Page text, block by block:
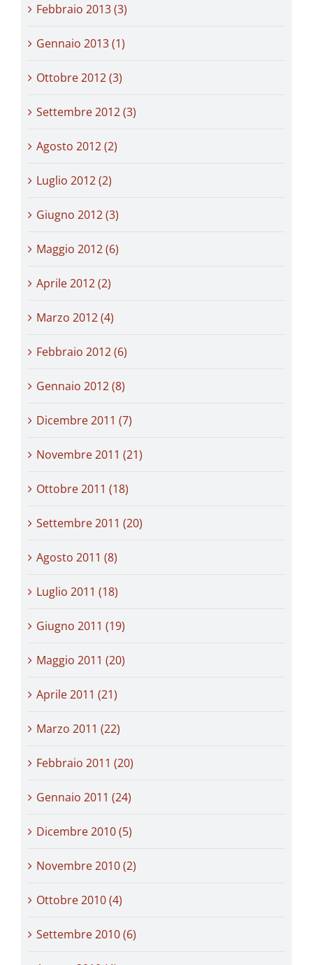
Febbraio 2013 (3)
Gennaio 2013 (1)
Ottobre 2012 (3)
Settembre 2012 (3)
Agosto 2012 (2)
Luglio 2012 (2)
Giugno 2012 (3)
Maggio 2012 (6)
Aprile 2012 (2)
Marzo 2012 (4)
Febbraio 2012 (6)
Gennaio 2012 (8)
Dicembre 2011 (7)
Novembre 2011 (21)
Ottobre 2011 (18)
Settembre 2011 (20)
Agosto 2011 (8)
Luglio 2011 (18)
Giugno 2011 (19)
Maggio 2011 (20)
Aprile 2011 (21)
Marzo 2011 (22)
Febbraio 2011 (20)
Gennaio 2011 (24)
Dicembre 2010 (5)
Novembre 2010 (2)
Ottobre 2010 (4)
Settembre 2010 (6)